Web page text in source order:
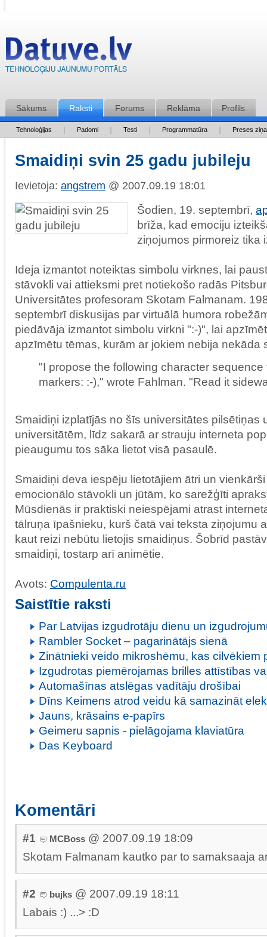
Sākums Raksti Forums Reklāma Profils
Tehnoloģijas Padomi Testi Programmatūra Preses
Smaidiņi svin 25 gadu jubileju
Ievietoja: angstrem @ 2007.09.19 18:01
Šodien, 19. septembrī,
brīža, kad emociju
ziņojumos pirmoreiz tika
Ideja izmantot noteiktas simbolu virknes, lai
stāvokli vai attieksmi pret notiekošo radās
Universitātes profesoram Skotam Falmanam.
septembrī diskusijas par virtuālā humora
piedāvāja izmantot simbolu virkni ":-)", lai
apzīmētu tēmas, kurām ar jokiem nebija nekāda
"I propose the following character sequence
markers: :-)," wrote Fahlman. "Read it
Smaidiņi izplatījās no šīs universitātes pilsētiņas
universitātēm, līdz sakarā ar strauju interneta
pieaugumu tos sāka lietot visā pasaulē.
Smaidiņi deva iespēju lietotājiem ātri un
emocionālo stāvokli un jūtām, ko sarežģīti
Mūsdienās ir praktiski neiespējami atrast
tālruņa īpašnieku, kurš čatā vai teksta ziņojumu
kaut reizi nebūtu lietojis smaidiņus. Šobrīd
smaidiņi, tostarp arī animētie.
Avots: Compulenta.ru
Saistītie raksti
Par Latvijas izgudrotāju dienu un
Rambler Socket – pagarinātājs sienā
Zinātnieki veido mikroshēmu, kas cilvēkiem
Izgudrotas piemērojamas brilles attīstības
Automašīnas atslēgas vadītāju drošībai
Dīns Keimens atrod veidu kā samazināt
Jauns, krāsains e-papīrs
Geimeru sapnis - pielāgojama klaviatūra
Das Keyboard
Komentāri
#1 MCBoss @ 2007.09.19 18:09
Skotam Falmanam kautko par to samaksaaja
#2 bujks @ 2007.09.19 18:11
Labais :) ...> :D